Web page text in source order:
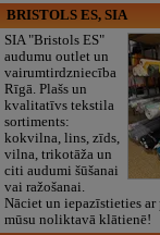
BRISTOLS ES, SIA
SIA "Bristols ES"
audumu outlet un
vairumtirdzniecība
Rīgā. Plašs un
kvalitatīvs tekstila
sortiments:
kokvilna, lins, zīds,
vilna, trikotāža un
citi audumi šūšanai
vai ražošanai.
Nāciet un iepazīstieties
mūsu noliktavā klātienē!